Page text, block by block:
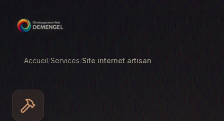
Accueil/Services/Site internet artisan